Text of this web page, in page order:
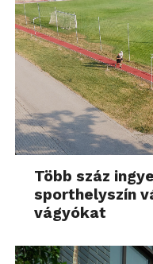
Több száz
sporthelyszín
vágyókat